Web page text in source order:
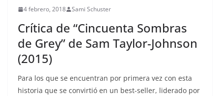
4 febrero, 2018 Sami Schuster
Crítica de “Cincuenta Sombras
de Grey” de Sam Taylor-Johnson
(2015)
Para los que se encuentran por primera vez con esta
historia que se convirtió en un best-seller, liderado por